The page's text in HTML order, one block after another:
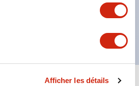
Afficher les détails
en 6 types